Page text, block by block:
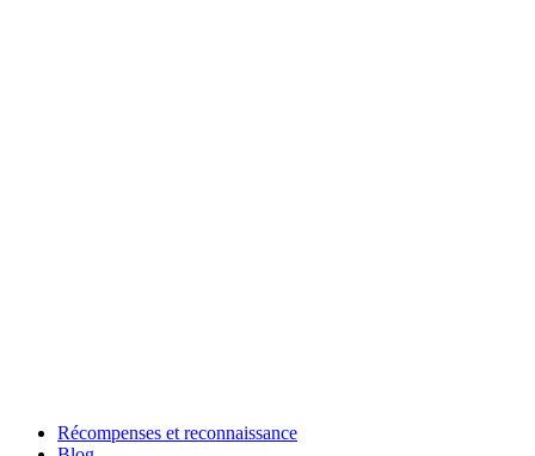
Récompenses et reconnaissance